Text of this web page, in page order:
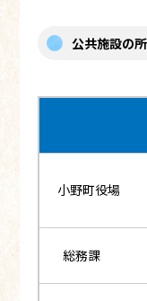
公共施設の
小野町役場
総務課